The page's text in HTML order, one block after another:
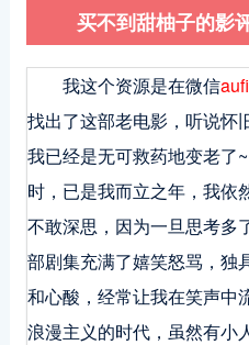
买不到甜柚子的影
我这个资源是在微信
找出了这部老电影，听说怀
我已经是无可救药地变老了
时，已是我而立之年，我依
不敢深思，因为一旦思考多
部剧集充满了嬉笑怒骂，独
和心酸，经常让我在笑声中
浪漫主义的时代，虽然有小